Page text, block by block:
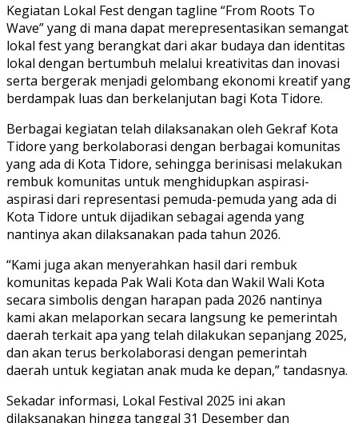
Kegiatan Lokal Fest dengan tagline “From Roots To
Wave” yang di mana dapat merepresentasikan semangat
lokal fest yang berangkat dari akar budaya dan identitas
lokal dengan bertumbuh melalui kreativitas dan inovasi
serta bergerak menjadi gelombang ekonomi kreatif yang
berdampak luas dan berkelanjutan bagi Kota Tidore.
Berbagai kegiatan telah dilaksanakan oleh Gekraf Kota
Tidore yang berkolaborasi dengan berbagai komunitas
yang ada di Kota Tidore, sehingga berinisasi melakukan
rembuk komunitas untuk menghidupkan aspirasi-
aspirasi dari representasi pemuda-pemuda yang ada di
Kota Tidore untuk dijadikan sebagai agenda yang
nantinya akan dilaksanakan pada tahun 2026.
“Kami juga akan menyerahkan hasil dari rembuk
komunitas kepada Pak Wali Kota dan Wakil Wali Kota
secara simbolis dengan harapan pada 2026 nantinya
kami akan melaporkan secara langsung ke pemerintah
daerah terkait apa yang telah dilakukan sepanjang 2025,
dan akan terus berkolaborasi dengan pemerintah
daerah untuk kegiatan anak muda ke depan,” tandasnya.
Sekadar informasi, Lokal Festival 2025 ini akan
dilaksanakan hingga tanggal 31 Desember dan